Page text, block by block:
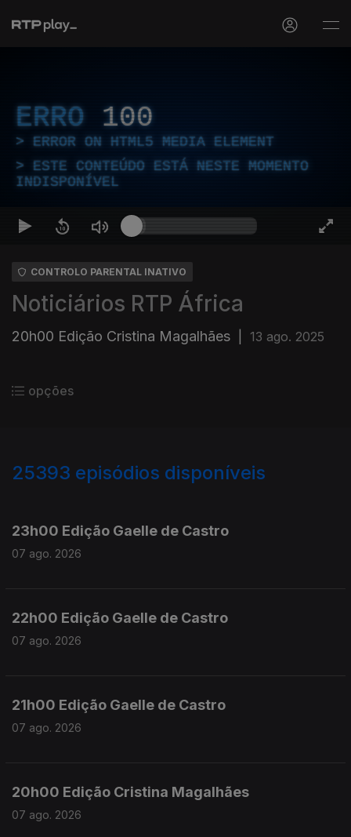
ERRO 100
ERROR ON HTML5 MEDIA ELEMENT
ESTE CONTEÚDO ESTÁ NESTE MOMENTO
INDISPONÍVEL
CONTROLO PARENTAL INATIVO
Noticiários RTP África
20h00 Edição Cristina Magalhães 13 ago. 2025
opções
25393 episódios disponíveis
23h00 Edição Gaelle de Castro
07 ago. 2026
22h00 Edição Gaelle de Castro
07 ago. 2026
21h00 Edição Gaelle de Castro
07 ago. 2026
20h00 Edição Cristina Magalhães
07 ago. 2026